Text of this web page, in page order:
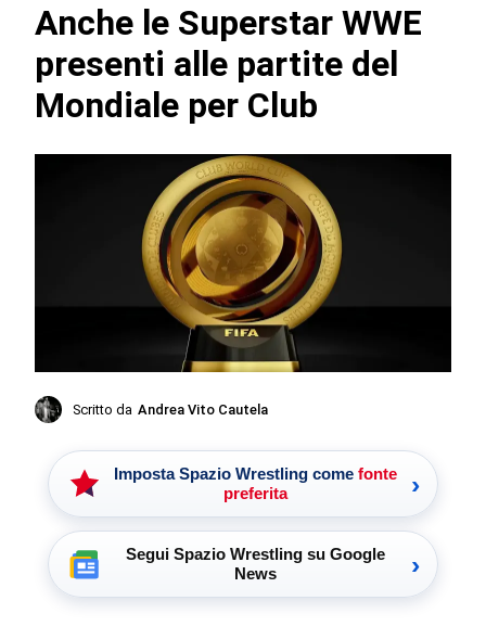
Anche le Superstar WWE
presenti alle partite del
Mondiale per Club
Scritto da Andrea Vito Cautela
Imposta Spazio Wrestling come fonte
preferita
›
Segui Spazio Wrestling su Google
News
›